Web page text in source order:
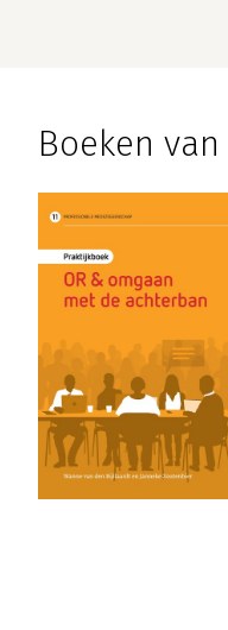
Boeken